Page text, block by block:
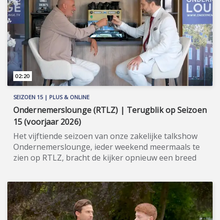
gekozen worden voor een vast rendement van 9%.
Meer informatie: www.riverteresort-verkoop.nl
(https://www.riverteresort-verkoop.nl).
SEIZOEN 15 | PLUS & ONLINE
Ondernemerslounge (RTLZ) | Terugblik op Seizoen
15 (voorjaar 2026)
Het vijftiende seizoen van onze zakelijke talkshow
Ondernemerslounge, ieder weekend meermaals te
zien op RTLZ, bracht de kijker opnieuw een breed
gebied van ondernemerschap, investeren en
genieten van het leven. Onze studio in het koetshuis
van Kasteel Hoekelum werd hierbij zoals altijd
ingericht met het statige meubilair van Jan Frantzen.
02:20